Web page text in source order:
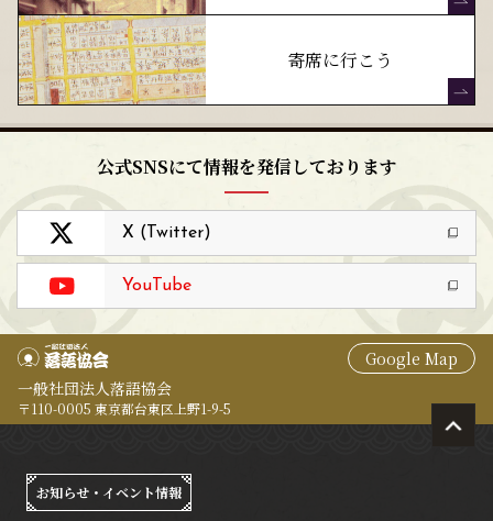
寄席に行こう
公式SNSにて情報を発信しております
X (Twitter)
YouTube
Google Map
一般社団法人落語協会
〒110-0005 東京都台東区上野1-9-5
お知らせ・イベント情報